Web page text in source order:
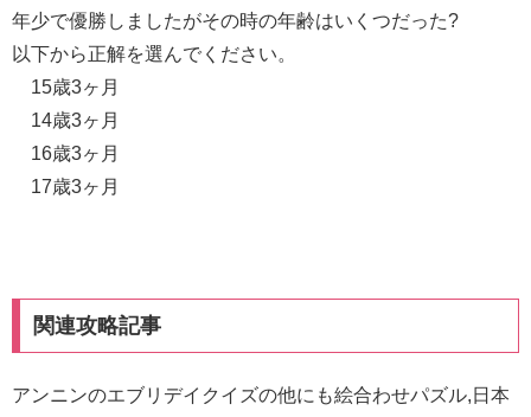
年少で優勝しましたがその時の年齢はいくつだった?
以下から正解を選んでください。
15歳3ヶ月
14歳3ヶ月
16歳3ヶ月
17歳3ヶ月
関連攻略記事
アンニンのエブリデイクイズの他にも絵合わせパズル,日本